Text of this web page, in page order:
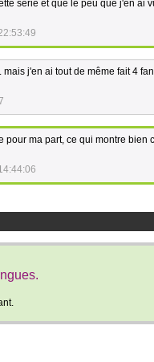
série et que le peu que j'en ai
j'en ai tout de même fait 4
pour ma part, ce qui montre